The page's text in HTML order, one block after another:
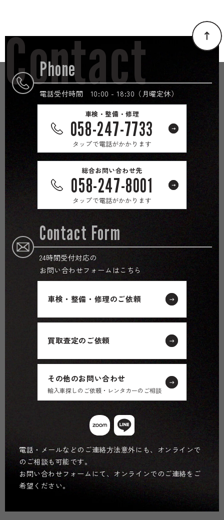
Phone
電話受付時間 10:00 - 18:30（月曜定休）
車検・整備・修理
058-247-7733
タップで電話がかかります
総合お問い合わせ先
058-247-8001
タップで電話がかかります
Contact Form
24時間受付対応の
お問い合わせフォームはこちら
車検・整備・修理のご依頼
買取査定のご依頼
その他のお問い合わせ
輸入車探しのご依頼・レンタカーのご相談
電話・メールなどのご連絡方法意外にも、オンラインで
のご相談も可能です。
お問い合わせフォームにて、オンラインでのご連絡をご
希望ください。
Contact